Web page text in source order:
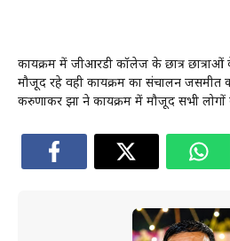
कार्यक्रम में जीआरडी कॉलेज के छात्र
मौजूद रहे वही कार्यक्रम का संचालन जसमीत
करुणाकर झा ने कार्यक्रम में मौजूद सभी लोगों